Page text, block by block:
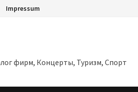
Impressum
фирм, Концерты, Туризм, Спорт